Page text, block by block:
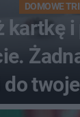
DOMOWE
kartkę i